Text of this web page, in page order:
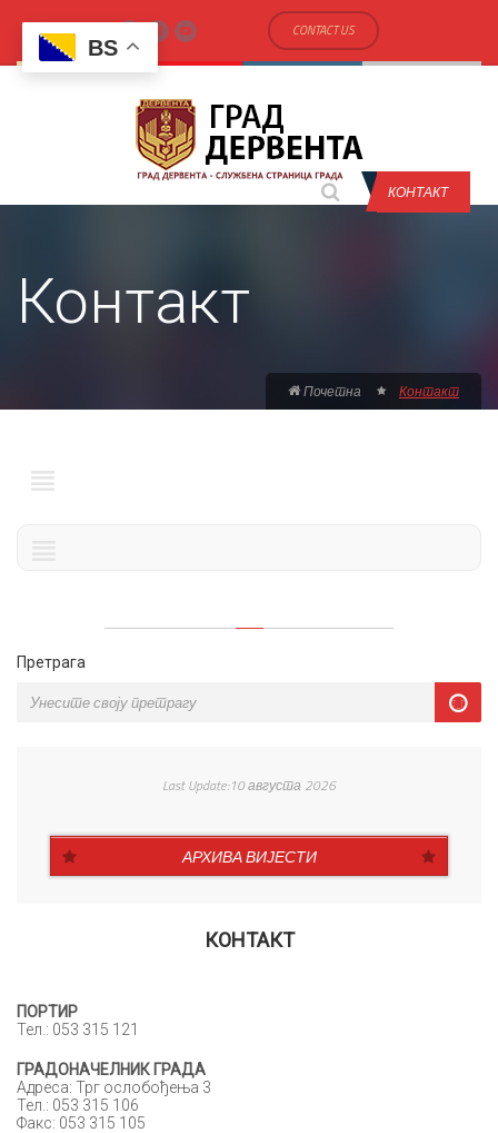
CONTACT US
КОНТАКТ
Контакт
Почетна Контакт
Претрага
Last Update:10 августа 2026
АРХИВА ВИЈЕСТИ
КОНТАКТ
ПОРТИР
Тел.: 053 315 121
ГРАДОНАЧЕЛНИК ГРАДА
Адреса: Трг ослобођења 3
Тел.: 053 315 106
Факс: 053 315 105
BS